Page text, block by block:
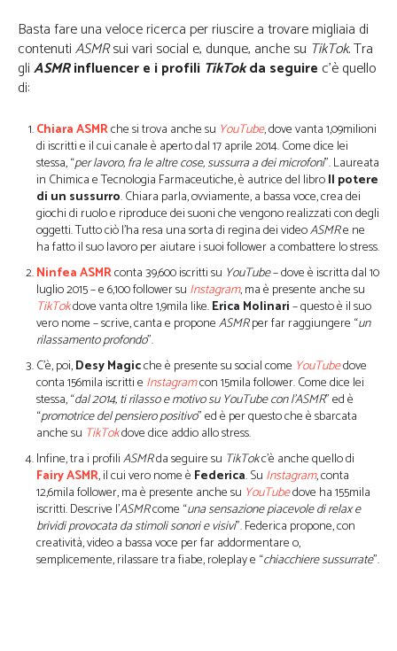
Basta fare una veloce ricerca per riuscire a trovare migliaia di
contenutiASMRsui vari social e, dunque, anche su TikTok. Tra
gliASMRinfluencer e i profili TikTokda seguire c’è quello
di:
Chiara ASMRche si trova anche su YouTube, dove vanta 1,09milioni
di iscritti e il cui canale è aperto dal 17 aprile 2014. Come dice lei
stessa, “per lavoro, fra le altre cose, sussurra a dei microfoni”. Laureata
in Chimica e Tecnologia Farmaceutiche, è autrice del libroIl potere
di un sussurro. Chiara parla, ovviamente, a bassa voce, crea dei
giochi di ruolo e riproduce dei suoni che vengono realizzati con degli
oggetti. Tutto ciò l’ha resa una sorta di regina dei videoASMRe ne
ha fatto il suo lavoro per aiutare i suoi follower a combattere lo stress.
Ninfea ASMRconta 39,600 iscritti su YouTube– dove è iscritta dal 10
luglio 2015 – e 6,100 follower su Instagram, ma è presente anche su
TikTokdove vanta oltre 1,9mila like.Erica Molinari– questo è il suo
vero nome – scrive, canta e proponeASMRper far raggiungere “un
rilassamento profondo”.
C’è, poi,Desy Magicche è presente su social come YouTubedove
conta 156mila iscritti e Instagramcon 15mila follower. Come dice lei
stessa, “dal 2014, ti rilasso e motivo su YouTube con l’ASMR” ed è
“promotrice del pensiero positivo” ed è per questo che è sbarcata
anche su TikTokdove dice addio allo stress.
Infine, tra i profiliASMRda seguire su TikTokc’è anche quello di
Fairy ASMR, il cui vero nome è Federica. Su Instagram, conta
12,6mila follower, ma è presente anche su YouTubedove ha 155mila
iscritti. Descrive l’ASMRcome “una sensazione piacevole di relax e
brividi provocata da stimoli sonori e visivi”. Federica propone, con
creatività, video a bassa voce per far addormentare o,
semplicemente, rilassare tra fiabe, roleplay e “chiacchiere sussurrate”.